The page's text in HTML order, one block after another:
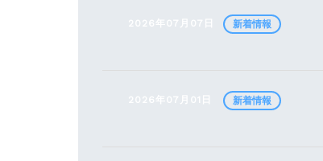
2026年07月07日 新着情報
2026年07月01日 新着情報